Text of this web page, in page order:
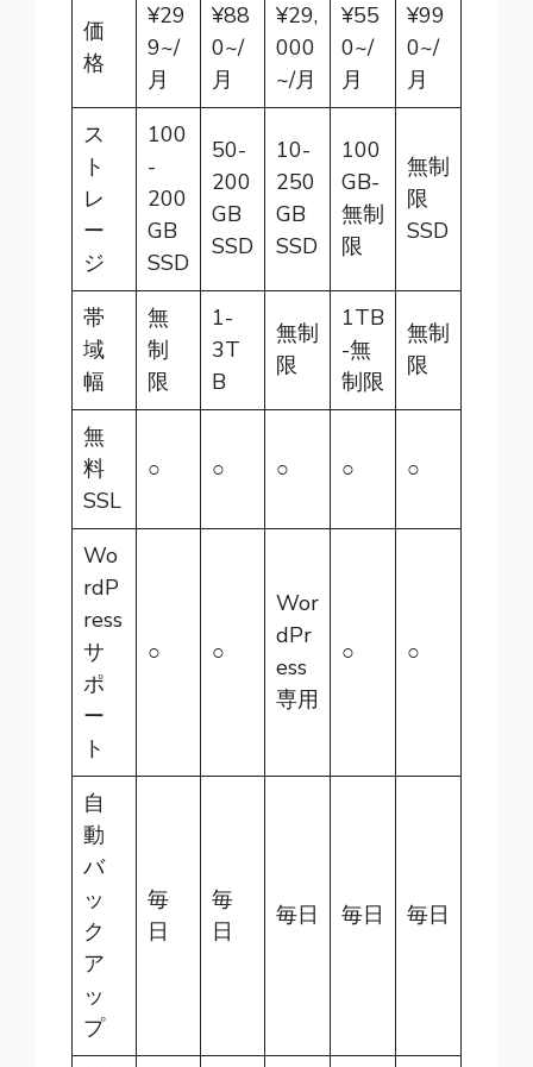
価
格
¥29
9~/
月
¥88
0~/
月
¥29,
000
~/月
¥55
0~/
月
¥99
0~/
月
ス
ト
レ
ー
ジ
100
-
200
GB
SSD
50-
200
GB
SSD
10-
250
GB
SSD
100
GB-
無制
限
無制
限
SSD
帯
域
幅
無
制
限
1-
3T
B
無制
限
1TB
-無
制限
無制
限
無
料
SSL
○ ○ ○ ○ ○
Wo
rdP
ress
サ
ポ
ー
ト
○ ○
Wor
dPr
ess
専用
○ ○
自
動
バ
ッ
ク
ア
ッ
プ
毎
日
毎
日
毎日 毎日 毎日